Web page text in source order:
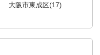
大阪市東成区(17)